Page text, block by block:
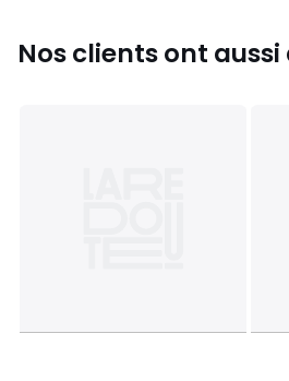
Nos clients ont